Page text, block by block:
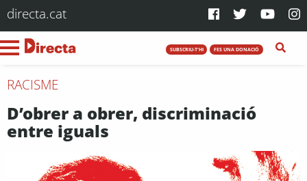
directa.cat
SUBSCRIU-T'HI FES UNA DONACIÓ
RACISME
D’obrer a obrer, discriminació
entre iguals